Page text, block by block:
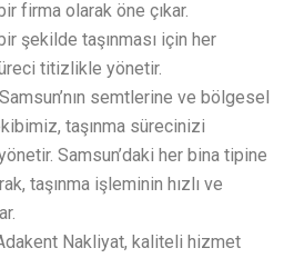
firma olarak öne çıkar.
şekilde taşınması için her
titizlikle yönetir.
semtlerine ve bölgesel
taşınma sürecinizi
Samsun’daki her bina tipine
taşınma işleminin hızlı ve
Nakliyat, kaliteli hizmet